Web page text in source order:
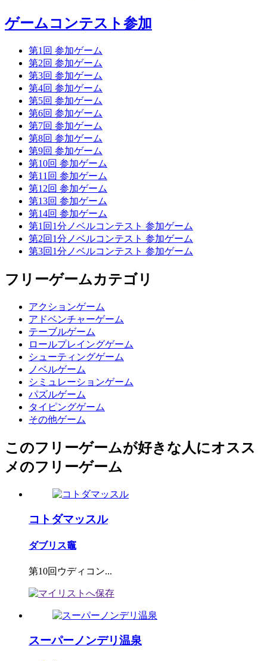
ゲームコンテスト参加
第1回 参加ゲーム
第2回 参加ゲーム
第3回 参加ゲーム
第4回 参加ゲーム
第5回 参加ゲーム
第6回 参加ゲーム
第7回 参加ゲーム
第8回 参加ゲーム
第9回 参加ゲーム
第10回 参加ゲーム
第11回 参加ゲーム
第12回 参加ゲーム
第13回 参加ゲーム
第14回 参加ゲーム
第1回1分ノベルコンテスト 参加ゲーム
第2回1分ノベルコンテスト 参加ゲーム
第3回1分ノベルコンテスト 参加ゲーム
フリーゲームカテゴリ
アクションゲーム
アドベンチャーゲーム
テーブルゲーム
ロールプレイングゲーム
シューティングゲーム
ノベルゲーム
シミュレーションゲーム
パズルゲーム
タイピングゲーム
その他ゲーム
このフリーゲームが好きな人にオスス
メのフリーゲーム
コトダマッスル
ダブリス竈
第10回ウディコン...
スーパーノンデリ温泉